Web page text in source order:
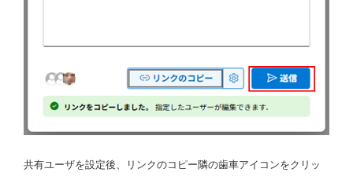
共有ユーザを設定後、リンクのコピー隣の歯車アイコンをクリッ